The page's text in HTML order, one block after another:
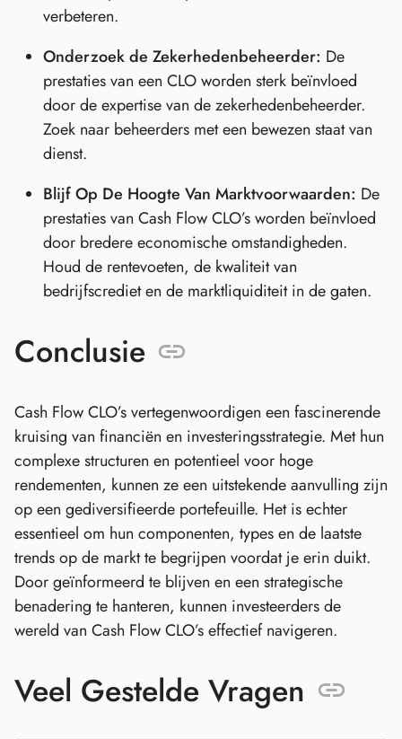
verbeteren.
Onderzoek de Zekerhedenbeheerder: De
prestaties van een CLO worden sterk beïnvloed
door de expertise van de zekerhedenbeheerder.
Zoek naar beheerders met een bewezen staat van
dienst.
Blijf Op De Hoogte Van Marktvoorwaarden: De
prestaties van Cash Flow CLO’s worden beïnvloed
door bredere economische omstandigheden.
Houd de rentevoeten, de kwaliteit van
bedrijfscrediet en de marktliquiditeit in de gaten.
Conclusie
Cash Flow CLO’s vertegenwoordigen een fascinerende
kruising van financiën en investeringsstrategie. Met hun
complexe structuren en potentieel voor hoge
rendementen, kunnen ze een uitstekende aanvulling zijn
op een gediversifieerde portefeuille. Het is echter
essentieel om hun componenten, types en de laatste
trends op de markt te begrijpen voordat je erin duikt.
Door geïnformeerd te blijven en een strategische
benadering te hanteren, kunnen investeerders de
wereld van Cash Flow CLO’s effectief navigeren.
Veel Gestelde Vragen